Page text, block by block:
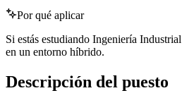
Por qué aplicar
Si estás estudiando Ingeniería
en un entorno híbrido.
Descripción del puesto